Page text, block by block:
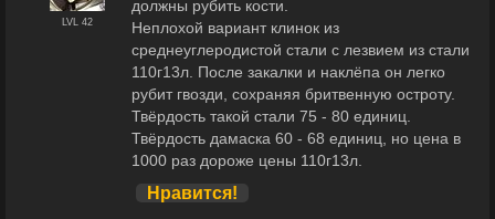
LVL 42
должны рубить кости.
Неплохой вариант клинок из
среднеуглеродистой стали с лезвием из стали
110г13л. После закалки и наклёпа он легко
рубит гвозди, сохраняя бритвенную остроту.
Твёрдость такой стали 75 - 80 единиц.
Твёрдость дамаска 60 - 68 единиц, но цена в
1000 раз дороже цены 110г13л.
Нравится!